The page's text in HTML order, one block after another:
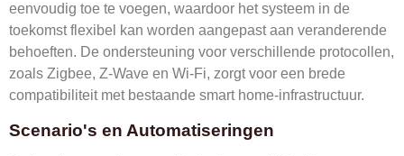
eenvoudig toe te voegen, waardoor het systeem in de
toekomst flexibel kan worden aangepast aan veranderende
behoeften. De ondersteuning voor verschillende protocollen,
zoals Zigbee, Z-Wave en Wi-Fi, zorgt voor een brede
compatibiliteit met bestaande smart home-infrastructuur.
Scenario's en Automatiseringen